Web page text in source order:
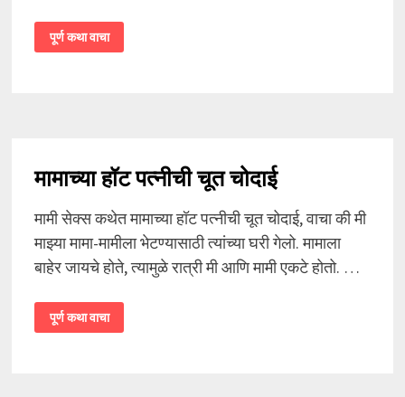
भाभी
आणि
तिच्या
पूर्ण कथा वाचा
मामाच्या हॉट पत्नीची चूत चोदाई
मामी सेक्स कथेत मामाच्या हॉट पत्नीची चूत चोदाई, वाचा की मी
माझ्या मामा-मामीला भेटण्यासाठी त्यांच्या घरी गेलो. मामाला
बाहेर जायचे होते, त्यामुळे रात्री मी आणि मामी एकटे होतो. …
मामाच्या
हॉट
पत्नीची
पूर्ण कथा वाचा